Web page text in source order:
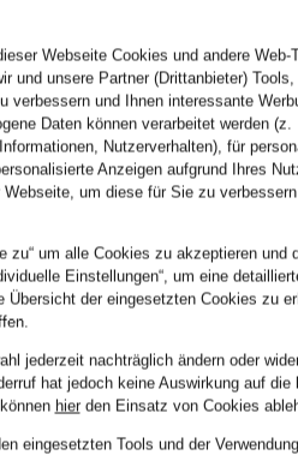
MAERZ
T-Shirt
Webseite Cookies und andere Web-
und unsere Partner (Drittanbieter)
verbessern und Ihnen interessante
Daten können verarbeitet werden
Nutzerverhalten), für
Anzeigen aufgrund Ihres
um diese für Sie zu
zu“ um alle Cookies zu akzeptieren und
Einstellungen“, um eine
Übersicht der eingesetzten Cookies zu
jederzeit nachträglich ändern oder
hat jedoch keine Auswirkung auf die
hierden Einsatz von Cookies
eingesetzten Tools und der